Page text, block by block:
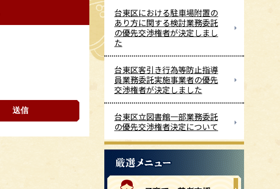
台東区における駐車場附置の
あり方に関する検討業務委託
の優先交渉権者が決定しまし
た
台東区客引き行為等防止指導
員業務委託実施事業者の優先
交渉権者が決定しました
台東区立図書館一部業務委託
の優先交渉権者決定について